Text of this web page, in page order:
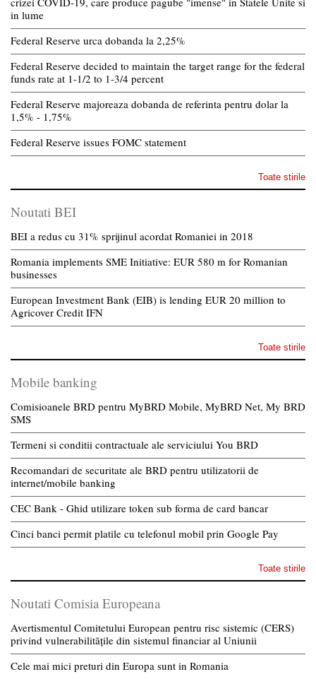
in lume
Federal Reserve urca dobanda la 2,25%
Federal Reserve decided to maintain the target range for the federal
funds rate at 1-1/2 to 1-3/4 percent
Federal Reserve majoreaza dobanda de referinta pentru dolar la
1,5% - 1,75%
Federal Reserve issues FOMC statement
Toate stirile
Noutati BEI
BEI a redus cu 31% sprijinul acordat Romaniei in 2018
Romania implements SME Initiative: EUR 580 m for Romanian
businesses
European Investment Bank (EIB) is lending EUR 20 million to
Agricover Credit IFN
Toate stirile
Mobile banking
Comisioanele BRD pentru MyBRD Mobile, MyBRD Net, My BRD
SMS
Termeni si conditii contractuale ale serviciului You BRD
Recomandari de securitate ale BRD pentru utilizatorii de
internet/mobile banking
CEC Bank - Ghid utilizare token sub forma de card bancar
Cinci banci permit platile cu telefonul mobil prin Google Pay
Toate stirile
Noutati Comisia Europeana
Avertismentul Comitetului European pentru risc sistemic (CERS)
privind vulnerabilitățile din sistemul financiar al Uniunii
Cele mai mici preturi din Europa sunt in Romania